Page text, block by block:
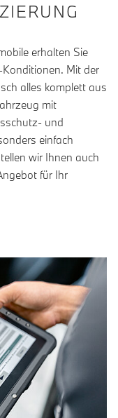
erhalten Sie
Mit der
alles komplett aus
mit
und
einfach
wir Ihnen auch
für Ihr